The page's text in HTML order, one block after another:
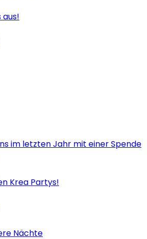
im letzten Jahr mit einer Spende
Krea Partys!
Nächte